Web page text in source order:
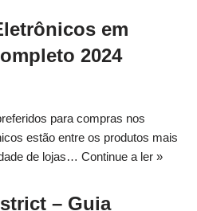
em
2024
para compras nos
estão entre os produtos mais
de lojas… Continue a ler »
– Guia